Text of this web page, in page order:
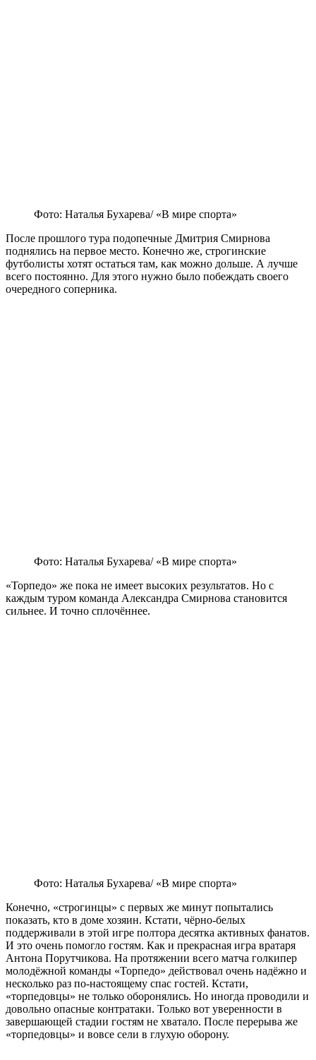
Фото: Наталья Бухарева/ «В мире спорта»
После прошлого тура подопечные Дмитрия Смирнова
поднялись на первое место. Конечно же, строгинские
футболисты хотят остаться там, как можно дольше. А лучше
всего постоянно. Для этого нужно было побеждать своего
очередного соперника.
Фото: Наталья Бухарева/ «В мире спорта»
«Торпедо» же пока не имеет высоких результатов. Но с
каждым туром команда Александра Смирнова становится
сильнее. И точно сплочённее.
Фото: Наталья Бухарева/ «В мире спорта»
Конечно, «строгинцы» с первых же минут попытались
показать, кто в доме хозяин. Кстати, чёрно-белых
поддерживали в этой игре полтора десятка активных фанатов.
И это очень помогло гостям. Как и прекрасная игра вратаря
Антона Порутчикова. На протяжении всего матча голкипер
молодёжной команды «Торпедо» действовал очень надёжно и
несколько раз по-настоящему спас гостей. Кстати,
«торпедовцы» не только оборонялись. Но иногда проводили и
довольно опасные контратаки. Только вот уверенности в
завершающей стадии гостям не хватало. После перерыва же
«торпедовцы» и вовсе сели в глухую оборону.